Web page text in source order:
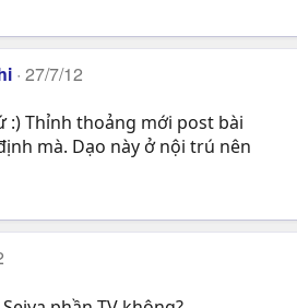
27/7/12
:) Thỉnh thoảng mới post bài
mà. Dạo này ở nội trú nên